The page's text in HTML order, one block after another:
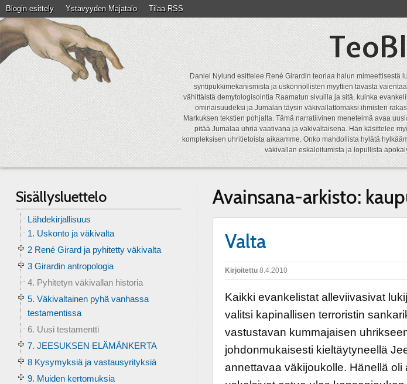
Blogin esittely Ystävyyden Majatalo Tilaa RSS
Daniel Nylund esittelee René Girardin teoriaa halun mimeettisestä
syntipukkimekanismista ja uskonnollisten myyttien tavasta
vähittäistä demytologisointia Raamatun sivuilla ja sitä, kuinka
ominaisuudeksi ja Jumalan täysin väkivallattomaksi ihmisten
Markuksen tekstien pohjalta. Tämä narratiivinen menetelmä avaa
pitää Jumalaa uhria vaativana ja väkivaltaisena. Hän käsittelee
kompleksisen uhritietoista aikaamme. Onko mahdollista hylätä
väkivallan eskaloitumista ja lopullista
Avainsana-arkisto:
Valta
Kirjoitettu8.4.2010
Kaikki evankelistat alleviivasivat
valitsi kapinallisen terroristin
vastustavan kummajaisen
johdonmukaisesti kieltäytyneellä
annettavaa väkijoukolle. Hänellä
Sisällysluettelo
Lähdekirjallisuus
1. Uskonto ja väkivalta
2 René Girard ja pyhitetty väkivalta
3 Girardin antropologia
4. Pyhitetyn väkivallan historia
5. Väkivaltainen pyhä vanhassa
testamentissa
6. Uusi testamentti
7. JEESUKSEN ELÄMÄNKERTA
8 Kysymyksiä ja vastausyrityksiä
9. Muiden kertomuksia